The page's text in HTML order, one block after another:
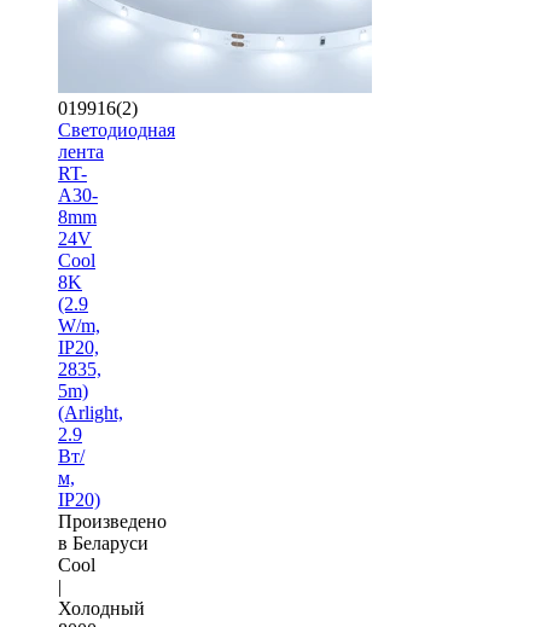
019916(2)
Светодиодная
лента
RT-
A30-
8mm
24V
Cool
8K
(2.9
W/m,
IP20,
2835,
5m)
(Arlight,
2.9
Вт/
м,
IP20)
Произведено
в Беларуси
Cool
|
Холодный